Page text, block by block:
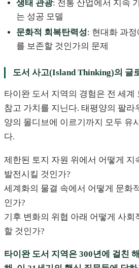
생태 관광: 전통 산업에서 지속
는 성공 모델
문화적 회복탄력성: 현대화 과
를 보존할 것인가의 문제
도서 사고(Island Thinking)의 글
타이완 도서 지역의 경험은 전 세계
참고 가치를 지닌다. 태평양의 팔라
양의 몰디브에 이르기까지 모두 유
다.
제한된 토지 자원 위에서 어떻게 지
발전시킬 것인가?
세계화의 물결 속에서 어떻게 문화
인가?
기후 변화의 위협 아래 어떻게 사회
할 것인가?
타이완 도서 지역은 300년에 걸친